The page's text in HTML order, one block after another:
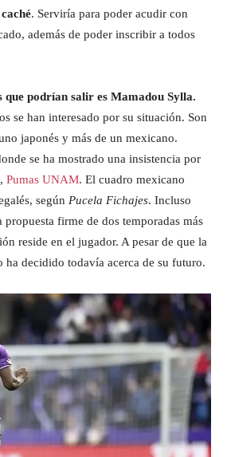
. Serviría para poder acudir con
además de poder inscribir a todos
que podrían salir es Mamadou Sylla.
se han interesado por su situación. Son
japonés y más de un mexicano.
se ha mostrado una insistencia por
Pumas UNAM. El cuadro mexicano
según Pucela Fichajes. Incluso
propuesta firme de dos temporadas más
reside en el jugador. A pesar de que la
ha decidido todavía acerca de su futuro.